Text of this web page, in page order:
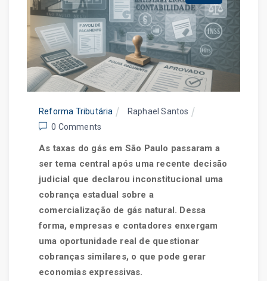
Reforma Tributária
Raphael Santos
0 Comments
As taxas do gás em São Paulo passaram a
ser tema central após uma recente decisão
judicial que declarou inconstitucional uma
cobrança estadual sobre a
comercialização de gás natural. Dessa
forma, empresas e contadores enxergam
uma oportunidade real de questionar
cobranças similares, o que pode gerar
economias expressivas.